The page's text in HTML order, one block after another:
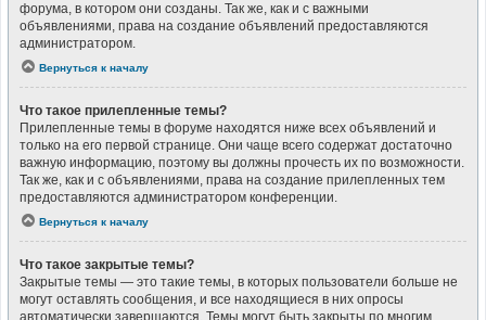
форума, в котором они созданы. Так же, как и с важными
объявлениями, права на создание объявлений предоставляются
администратором.
Вернуться к началу
Что такое прилепленные темы?
Прилепленные темы в форуме находятся ниже всех объявлений и
только на его первой странице. Они чаще всего содержат достаточно
важную информацию, поэтому вы должны прочесть их по возможности.
Так же, как и с объявлениями, права на создание прилепленных тем
предоставляются администратором конференции.
Вернуться к началу
Что такое закрытые темы?
Закрытые темы — это такие темы, в которых пользователи больше не
могут оставлять сообщения, и все находящиеся в них опросы
автоматически завершаются. Темы могут быть закрыты по многим